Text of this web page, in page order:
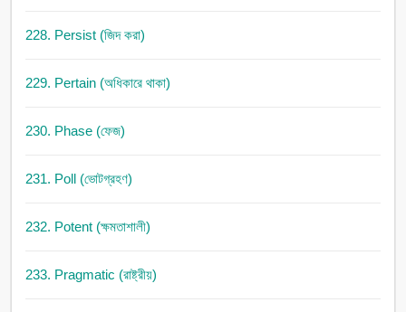
228. Persist (জিদ করা)
229. Pertain (অধিকারে থাকা)
230. Phase (ফেজ)
231. Poll (ভোটগ্রহণ)
232. Potent (ক্ষমতাশালী)
233. Pragmatic (রাষ্ট্রীয়)